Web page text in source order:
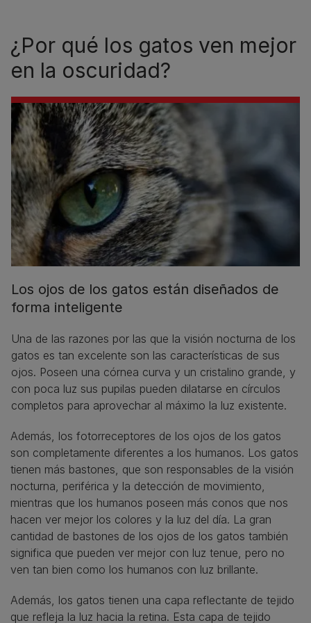
¿Por qué los gatos ven mejor
en la oscuridad?
Los ojos de los gatos están diseñados de
forma inteligente
Una de las razones por las que la visión nocturna de los
gatos es tan excelente son las características de sus
ojos. Poseen una córnea curva y un cristalino grande, y
con poca luz sus pupilas pueden dilatarse en círculos
completos para aprovechar al máximo la luz existente.
Además, los fotorreceptores de los ojos de los gatos
son completamente diferentes a los humanos. Los gatos
tienen más bastones, que son responsables de la visión
nocturna, periférica y la detección de movimiento,
mientras que los humanos poseen más conos que nos
hacen ver mejor los colores y la luz del día. La gran
cantidad de bastones de los ojos de los gatos también
significa que pueden ver mejor con luz tenue, pero no
ven tan bien como los humanos con luz brillante.
Además, los gatos tienen una capa reflectante de tejido
que refleja la luz hacia la retina. Esta capa de tejido